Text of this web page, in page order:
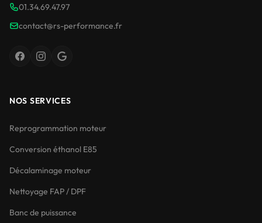
01.34.69.47.97
contact@rs-performance.fr
NOS SERVICES
Reprogrammation moteur
Conversion éthanol E85
Décalaminage moteur
Nettoyage FAP / DPF
Banc de puissance